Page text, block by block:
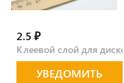
2.5 ₽
Клеевой слой для
УВЕДОМИТЬ